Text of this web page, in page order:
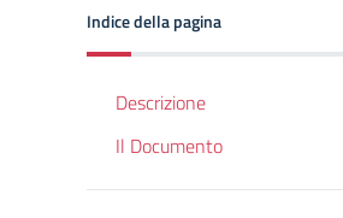
Indice della pagina
Descrizione
Il Documento